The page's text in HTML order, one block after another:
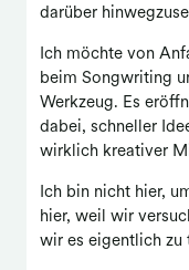
darüber
Ich möchte von
beim Songwriting
Werkzeug. Es
dabei, schneller
wirklich kreativer
Ich bin nicht hier,
hier, weil wir
wir es eigentlich zu